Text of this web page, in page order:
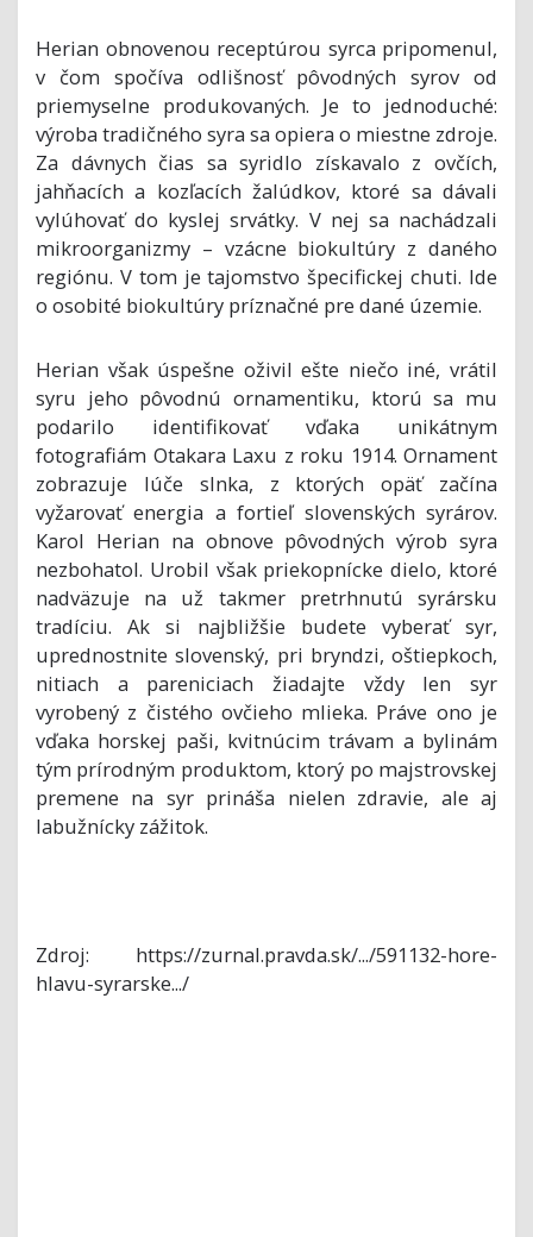
Herian obnovenou receptúrou syrca pripomenul,
v čom spočíva odlišnosť pôvodných syrov od
priemyselne produkovaných. Je to jednoduché:
výroba tradičného syra sa opiera o miestne zdroje.
Za dávnych čias sa syridlo získavalo z ovčích,
jahňacích a kozľacích žalúdkov, ktoré sa dávali
vylúhovať do kyslej srvátky. V nej sa nachádzali
mikroorganizmy – vzácne biokultúry z daného
regiónu. V tom je tajomstvo špecifickej chuti. Ide
o osobité biokultúry príznačné pre dané územie.
Herian však úspešne oživil ešte niečo iné, vrátil
syru jeho pôvodnú ornamentiku, ktorú sa mu
podarilo identifikovať vďaka unikátnym
fotografiám Otakara Laxu z roku 1914. Ornament
zobrazuje lúče slnka, z ktorých opäť začína
vyžarovať energia a fortieľ slovenských syrárov.
Karol Herian na obnove pôvodných výrob syra
nezbohatol. Urobil však priekopnícke dielo, ktoré
nadväzuje na už takmer pretrhnutú syrársku
tradíciu. Ak si najbližšie budete vyberať syr,
uprednostnite slovenský, pri bryndzi, oštiepkoch,
nitiach a pareniciach žiadajte vždy len syr
vyrobený z čistého ovčieho mlieka. Práve ono je
vďaka horskej paši, kvitnúcim trávam a bylinám
tým prírodným produktom, ktorý po majstrovskej
premene na syr prináša nielen zdravie, ale aj
labužnícky zážitok.
Zdroj: https://zurnal.pravda.sk/.../591132-hore-
hlavu-syrarske.../